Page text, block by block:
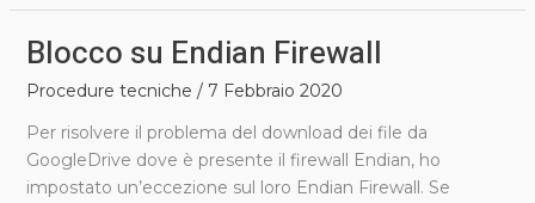
Blocco su Endian Firewall
Procedure tecniche / 7 Febbraio 2020
Per risolvere il problema del download dei file da
GoogleDrive dove è presente il firewall Endian, ho
impostato un’eccezione sul loro Endian Firewall. Se
Blocco
Endian
Firewall